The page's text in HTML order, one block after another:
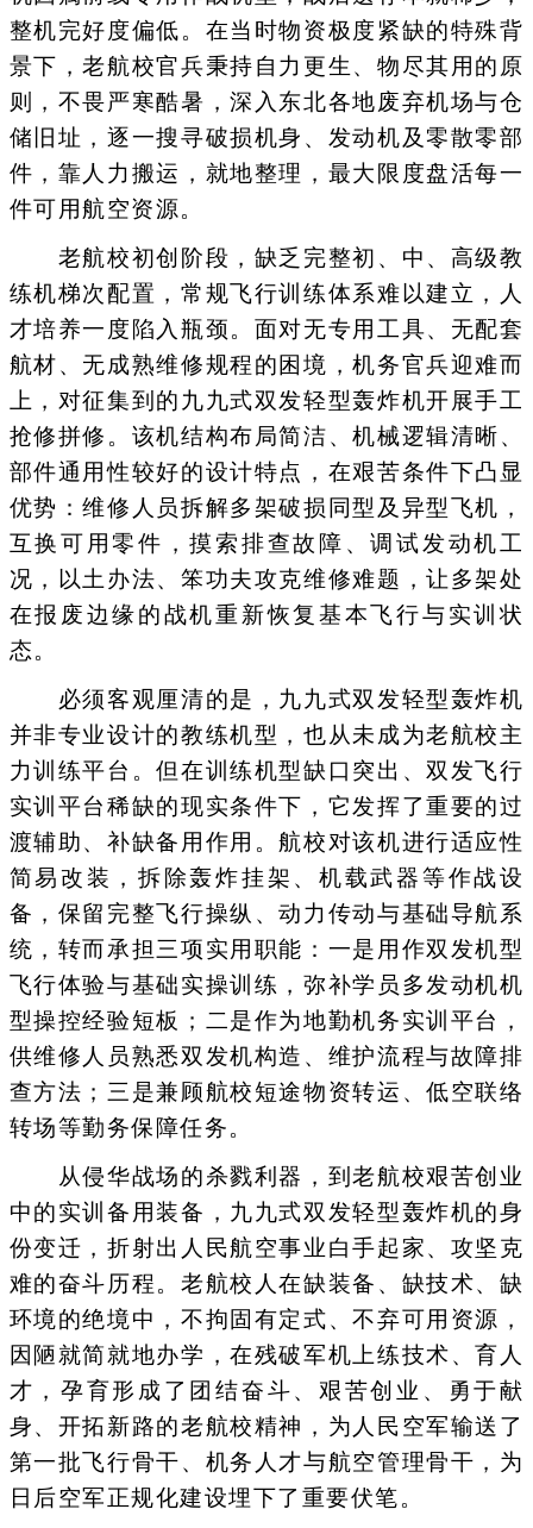
整机完好度偏低。在当时物资极度紧缺的特殊背
景下，老航校官兵秉持自力更生、物尽其用的原
则，不畏严寒酷暑，深入东北各地废弃机场与仓
储旧址，逐一搜寻破损机身、发动机及零散零部
件，靠人力搬运，就地整理，最大限度盘活每一
件可用航空资源。
老航校初创阶段，缺乏完整初、中、高级教
练机梯次配置，常规飞行训练体系难以建立，人
才培养一度陷入瓶颈。面对无专用工具、无配套
航材、无成熟维修规程的困境，机务官兵迎难而
上，对征集到的九九式双发轻型轰炸机开展手工
抢修拼修。该机结构布局简洁、机械逻辑清晰、
部件通用性较好的设计特点，在艰苦条件下凸显
优势：维修人员拆解多架破损同型及异型飞机，
互换可用零件，摸索排查故障、调试发动机工
况，以土办法、笨功夫攻克维修难题，让多架处
在报废边缘的战机重新恢复基本飞行与实训状
态。
必须客观厘清的是，九九式双发轻型轰炸机
并非专业设计的教练机型，也从未成为老航校主
力训练平台。但在训练机型缺口突出、双发飞行
实训平台稀缺的现实条件下，它发挥了重要的过
渡辅助、补缺备用作用。航校对该机进行适应性
简易改装，拆除轰炸挂架、机载武器等作战设
备，保留完整飞行操纵、动力传动与基础导航系
统，转而承担三项实用职能：一是用作双发机型
飞行体验与基础实操训练，弥补学员多发动机机
型操控经验短板；二是作为地勤机务实训平台，
供维修人员熟悉双发机构造、维护流程与故障排
查方法；三是兼顾航校短途物资转运、低空联络
转场等勤务保障任务。
从侵华战场的杀戮利器，到老航校艰苦创业
中的实训备用装备，九九式双发轻型轰炸机的身
份变迁，折射出人民航空事业白手起家、攻坚克
难的奋斗历程。老航校人在缺装备、缺技术、缺
环境的绝境中，不拘固有定式、不弃可用资源，
因陋就简就地办学，在残破军机上练技术、育人
才，孕育形成了团结奋斗、艰苦创业、勇于献
身、开拓新路的老航校精神，为人民空军输送了
第一批飞行骨干、机务人才与航空管理骨干，为
日后空军正规化建设埋下了重要伏笔。